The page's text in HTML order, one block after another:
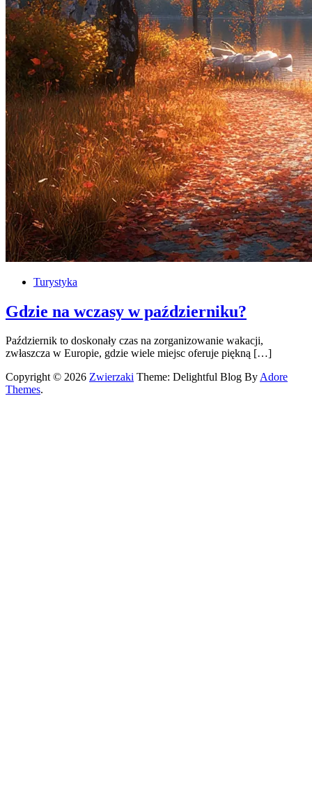
Turystyka
Gdzie na wczasy w październiku?
Październik to doskonały czas na zorganizowanie wakacji,
zwłaszcza w Europie, gdzie wiele miejsc oferuje piękną […]
Copyright © 2026 Zwierzaki Theme: Delightful Blog ByAdore
Themes.